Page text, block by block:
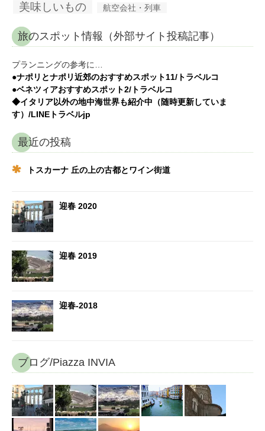
美味しいもの 航空会社・列車
旅のスポット情報（外部サイト投稿記事）
プランニングの参考に…
●ナポリとナポリ近郊のおすすめスポット11/トラベルコ
●ベネツィアおすすめスポット2/トラベルコ
◆イタリア以外の地中海世界も紹介中（随時更新していま
す）/LINEトラベルjp
最近の投稿
トスカーナ 丘の上の古都とワイン街道
迎春 2020
迎春 2019
迎春-2018
ブログ/Piazza INVIA